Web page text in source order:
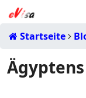
Startseite